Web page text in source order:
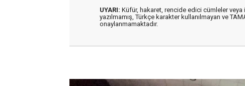
UYARI: Küfür, hakaret, rencide edici cümleler veya
yazılmamış, Türkçe karakter kullanılmayan ve
onaylanmamaktadır.